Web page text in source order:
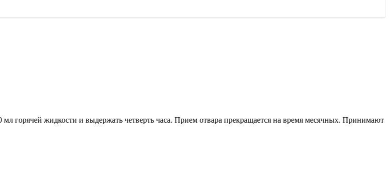
мл горячей жидкости и выдержать четверть часа. Прием отвара прекращается на время месячных. Принимают